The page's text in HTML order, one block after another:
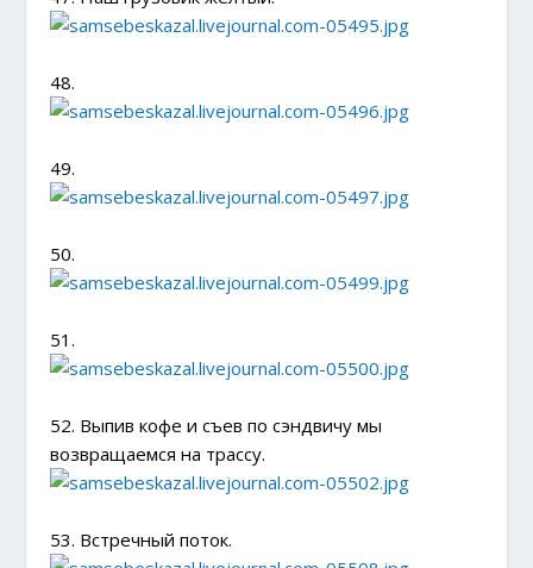
48.
49.
50.
51.
52. Выпив кофе и съев по сэндвичу мы
возвращаемся на трассу.
53. Встречный поток.